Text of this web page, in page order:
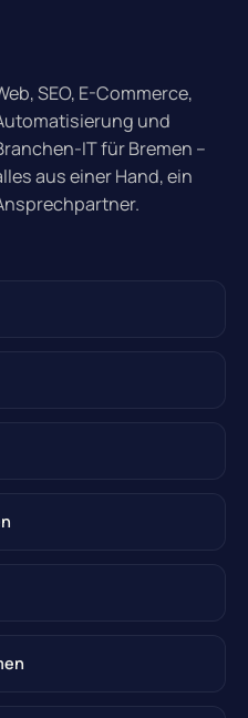
SEO, E-Commerce,
und
IT für Bremen –
aus einer Hand, ein